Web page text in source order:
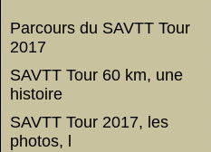
Parcours du SAVTT Tour
2017
SAVTT Tour 60 km, une
histoire
SAVTT Tour 2017, les
photos, l